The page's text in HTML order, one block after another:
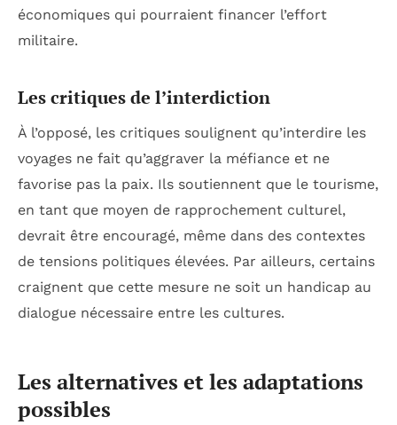
économiques qui pourraient financer l’effort
militaire.
Les critiques de l’interdiction
À l’opposé, les critiques soulignent qu’interdire les
voyages ne fait qu’aggraver la méfiance et ne
favorise pas la paix. Ils soutiennent que le tourisme,
en tant que moyen de rapprochement culturel,
devrait être encouragé, même dans des contextes
de tensions politiques élevées. Par ailleurs, certains
craignent que cette mesure ne soit un handicap au
dialogue nécessaire entre les cultures.
Les alternatives et les adaptations
possibles